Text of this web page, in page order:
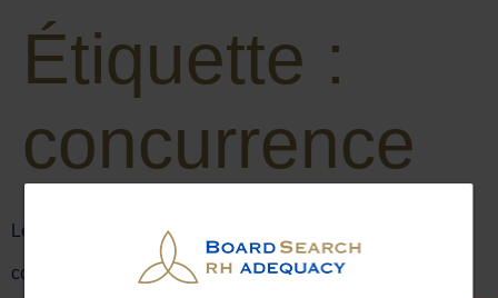
Étiquette :
concurrence
Les défis du recrutement dans un marché du travail
concurrentiel